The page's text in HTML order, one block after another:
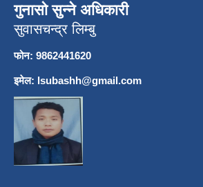
गुनासो सुन्ने अधिकारी
सुवासचन्द्र लिम्बु
फोन: 9862441620
इमेल: lsubashh@gmail.com